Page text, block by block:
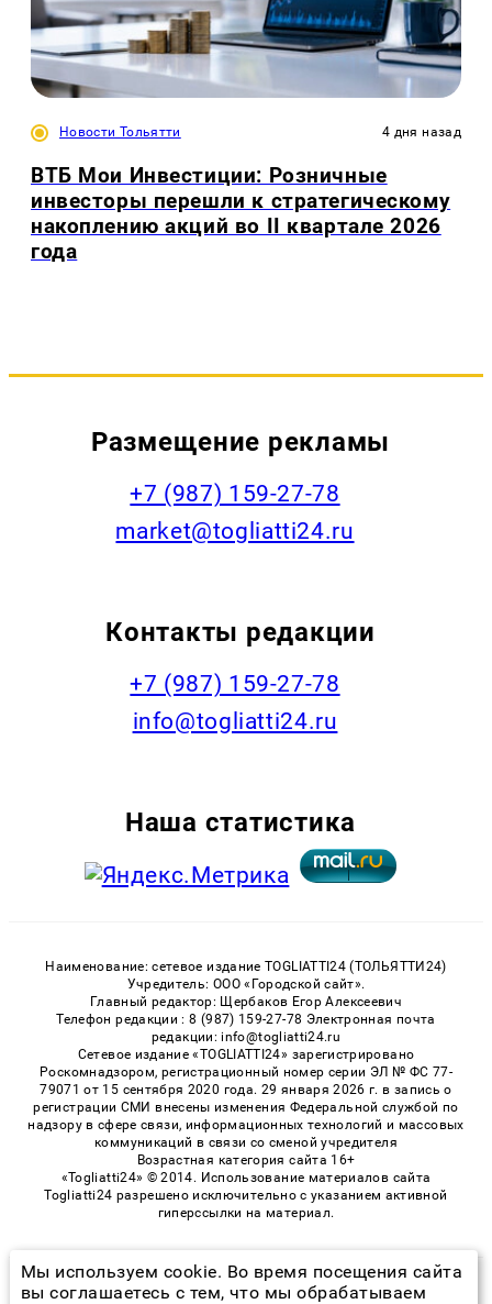
Новости Тольятти 4 дня назад
ВТБ Мои Инвестиции: Розничные
инвесторы перешли к стратегическому
накоплению акций во II квартале 2026
года
Размещение рекламы
+7 (987) 159-27-78
market@togliatti24.ru
Контакты редакции
+7 (987) 159-27-78
info@togliatti24.ru
Наша статистика
Наименование: сетевое издание TOGLIATTI24 (ТОЛЬЯТТИ24)
Учредитель: ООО «Городской сайт».
Главный редактор: Щербаков Егор Алексеевич
Телефон редакции : 8 (987) 159-27-78 Электронная почта
редакции: info@togliatti24.ru
Сетевое издание «TOGLIATTI24» зарегистрировано
Роскомнадзором, регистрационный номер серии ЭЛ № ФС 77-
79071 от 15 сентября 2020 года. 29 января 2026 г. в запись о
регистрации СМИ внесены изменения Федеральной службой по
надзору в сфере связи, информационных технологий и массовых
коммуникаций в связи со сменой учредителя
Возрастная категория сайта 16+
«Togliatti24» © 2014. Использование материалов сайта
Togliatti24 разрешено исключительно с указанием активной
гиперссылки на материал.
© 2026 «Togliatti24» | Все права защищены
Мы используем cookie. Во время посещения сайта
вы соглашаетесь с тем, что мы обрабатываем